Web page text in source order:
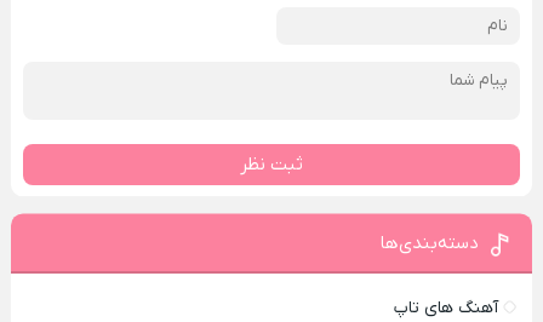
ثبت نظر
دسته‌بندی‌ها
آهنگ های تاپ